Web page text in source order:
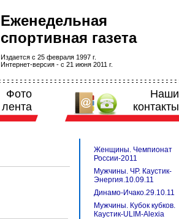
Еженедельная
спортивная газета
Издается с 25 февраля 1997 г.
Интернет-версия - с 21 июня 2011 г.
Фото
лента
Наши
контакты
Женщины. Чемпионат
России-2011
Мужчины. ЧР. Каустик-
Энергия.10.09.11
Динамо-Ичако.29.10.11
Мужчины. Кубок кубков.
Каустик-ULIM-Alexia